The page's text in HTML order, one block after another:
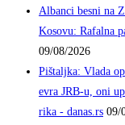
Albanci besni na
Kosovu: Rafalna
09/08/2026
Pištaljka: Vlada
evra JRB-u, oni
rika - danas.rs 09/